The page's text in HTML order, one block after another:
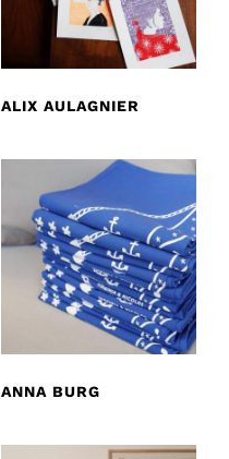
ALIX AULAGNIER
ANNA BURG